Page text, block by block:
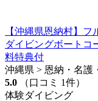
【沖縄県恩納村】
ダイビングボートコ
料特典付
沖縄県 > 恩納・名護
5.0
（口コミ 1件）
体験ダイビング